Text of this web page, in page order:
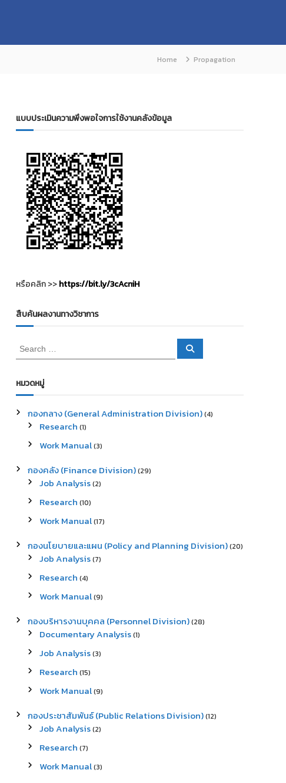
Home Propagation
แบบประเมินความพึงพอใจการใช้งานคลังข้อมูล
หรือคลิก >>https://bit.ly/3cAcniH
สืบค้นผลงานทางวิชาการ
S
e
r
c
f
S
หมวดหมู่
กองกลาง (General Administration Division)(4)
Research (1)
Work Manual(3)
กองคลัง (Finance Division)(29)
Job Analysis(2)
Research (10)
Work Manual(17)
กองนโยบายและแผน (Policy and Planning Division)(20)
Job Analysis(7)
Research (4)
Work Manual(9)
กองบริหารงานบุคคล (Personnel Division)(28)
Documentary Analysis(1)
Job Analysis(3)
Research (15)
Work Manual(9)
กองประชาสัมพันธ์ (Public Relations Division)(12)
Job Analysis(2)
Research (7)
Work Manual(3)